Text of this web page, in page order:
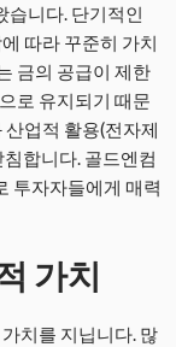
습니다. 단기적인
따라 꾸준히 가치
금의 공급이 제한
로 유지되기 때문
업적 활용(전자제
합니다. 골드엔컴
투자자들에게 매력
가치
치를 지닙니다. 많